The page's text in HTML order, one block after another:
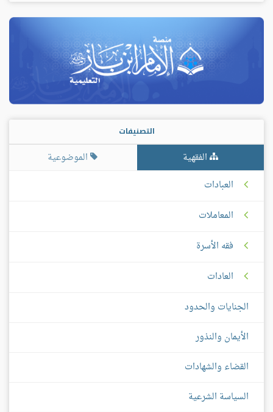
التصنيفات
الفقهية
الموضوعية
العبادات
المعاملات
فقه الأسرة
العادات
الجنايات والحدود
الأيمان والنذور
القضاء والشهادات
السياسة الشرعية